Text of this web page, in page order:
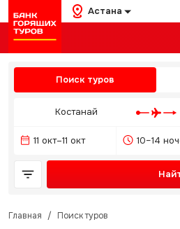
Астана
Поиск туров
Костанай
11 окт–11 окт 10–14
Главная / Поиск туров